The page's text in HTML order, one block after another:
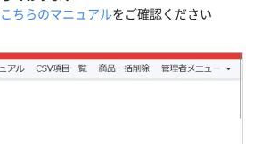
こちらのマニュアルをご確認ください